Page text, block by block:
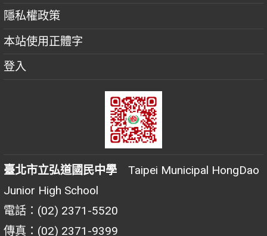
隱私權政策
本站使用正體字
登入
臺北市立弘道國民中學 Taipei Municipal HongDao
Junior High School
電話：(02) 2371-5520
傳真：(02) 2371-9399